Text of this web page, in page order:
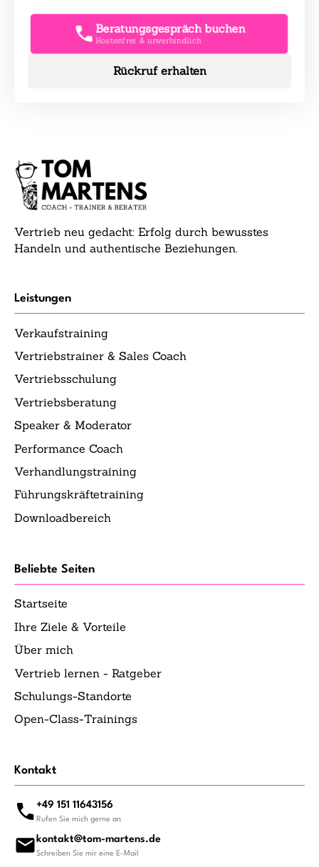
Beratungsgespräch buchen
Kostenfrei & unverbindlich
Rückruf erhalten
Vertrieb neu gedacht: Erfolg durch bewusstes
Handeln und authentische Beziehungen.
Leistungen
Verkaufstraining
Vertriebstrainer & Sales Coach
Vertriebsschulung
Vertriebsberatung
Speaker & Moderator
Performance Coach
Verhandlungstraining
Führungskräftetraining
Downloadbereich
Beliebte Seiten
Startseite
Ihre Ziele & Vorteile
Über mich
Vertrieb lernen - Ratgeber
Schulungs-Standorte
Open-Class-Trainings
Kontakt
+49 151 11643156
Rufen Sie mich gerne an
kontakt@tom-martens.de
Schreiben Sie mir eine E-Mail